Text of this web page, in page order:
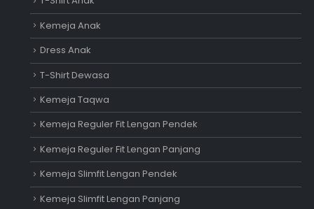
Kemeja Anak
Dress Anak
T-Shirt Dewasa
Kemeja Taqwa
Kemeja Reguler Fit Lengan Pendek
Kemeja Reguler Fit Lengan Panjang
Kemeja Slimfit Lengan Pendek
Kemeja Slimfit Lengan Panjang